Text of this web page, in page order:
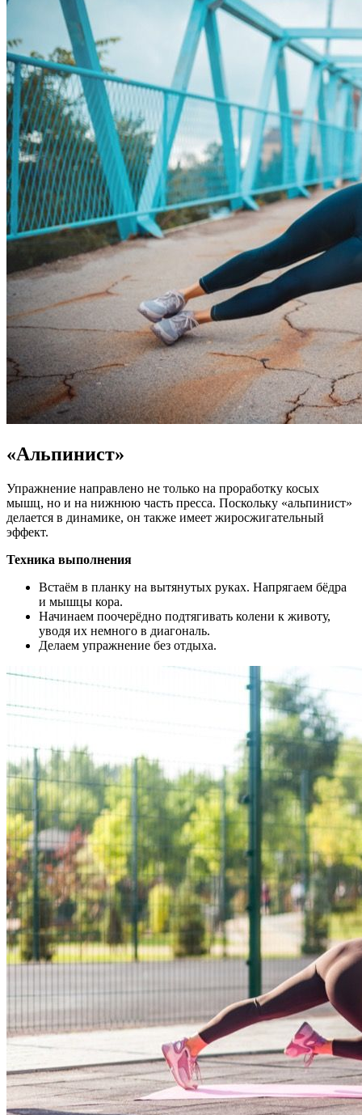
«Альпинист»
Упражнение направлено не только на проработку косых
мышц, но и на нижнюю часть пресса. Поскольку «альпинист»
делается в динамике, он также имеет жиросжигательный
эффект.
Техника выполнения
Встаём в планку на вытянутых руках. Напрягаем бёдра
и мышцы кора.
Начинаем поочерёдно подтягивать колени к животу,
уводя их немного в диагональ.
Делаем упражнение без отдыха.